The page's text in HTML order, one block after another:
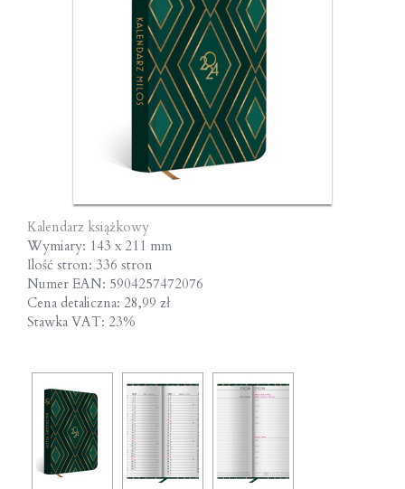
Kalendarz książkowy
Wymiary: 143 x 211 mm
Ilość stron: 336 stron
Numer EAN: 5904257472076
Cena detaliczna: 28,99 zł
Stawka VAT: 23%